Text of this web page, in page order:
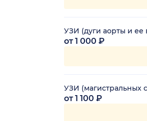
УЗИ (дуги аорты и ее
от 1 000 ₽
УЗИ (магистральных
от 1 100 ₽